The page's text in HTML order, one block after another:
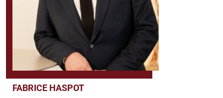
FABRICE HASPOT